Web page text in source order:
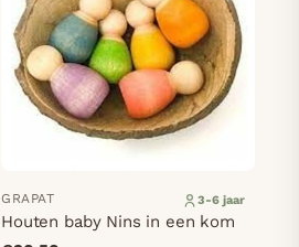
GRAPAT 3-6 jaar
Houten baby Nins in een kom